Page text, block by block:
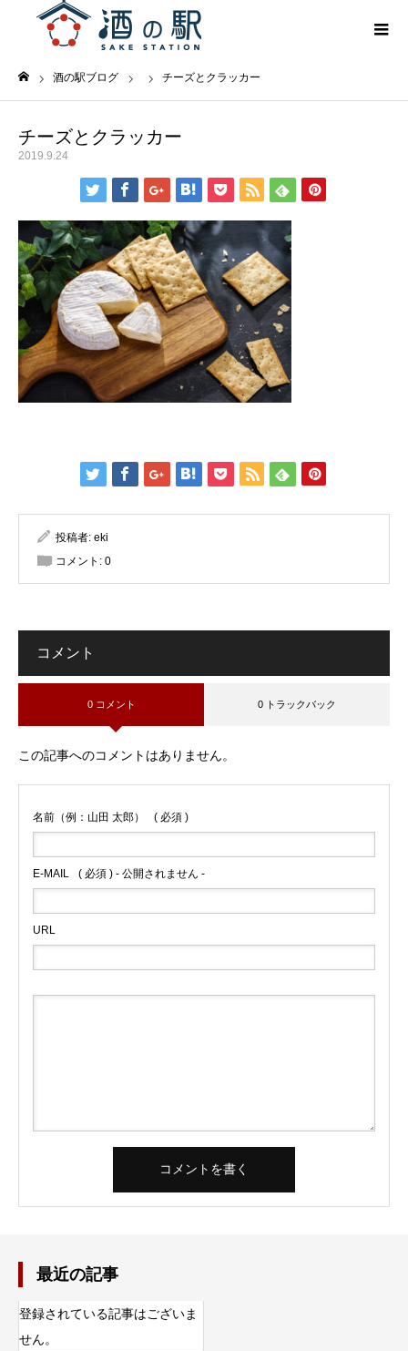
酒の駅ブログ チーズとクラッカー
チーズとクラッカー
2019.9.24
投稿者: eki
コメント: 0
コメント
0 コメント 0 トラックバック
この記事へのコメントはありません。
名前（例：山田 太郎） ( 必須 )
E-MAIL ( 必須 ) - 公開されません -
URL
最近の記事
登録されている記事はございま
せん。